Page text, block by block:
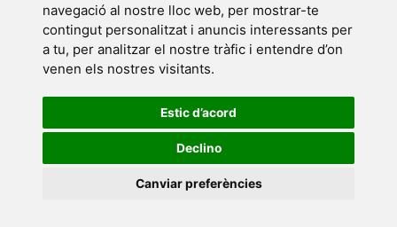
navegació al nostre lloc web, per mostrar-te
contingut personalitzat i anuncis interessants per
a tu, per analitzar el nostre tràfic i entendre d’on
venen els nostres visitants.
Estic d’acord
Declino
Canviar preferències